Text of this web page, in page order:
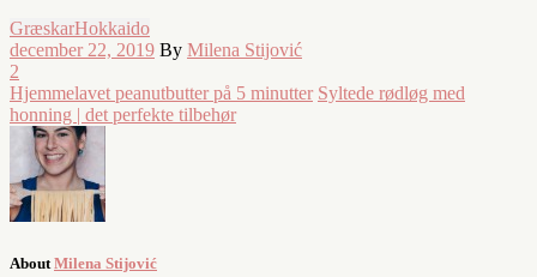
GræskarHokkaido
december 22, 2019 By Milena Stijović
2
Hjemmelavet peanutbutter på 5 minutter Syltede rødløg med
honning | det perfekte tilbehør
About Milena Stijović